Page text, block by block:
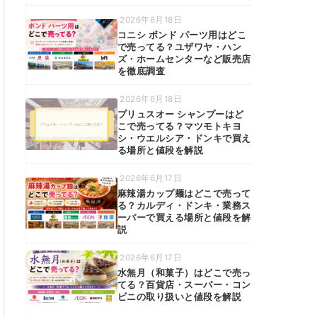
2026年6月18日
コニシ ボンド パーツ用はどこ
で売ってる？ユザワヤ・ハン
ズ・ホームセンターなど販売店
を徹底調査
2026年6月18日
プリュスオー シャンプーはど
こで売ってる？マツモトキヨ
シ・ウエルシア・ドンキで買え
る場所と値段を解説
2026年6月17日
麻辣湯カップ麺はどこで売って
る？カルディ・ドンキ・業務ス
ーパーで買える場所と値段を解
説
2026年6月17日
水無月（和菓子）はどこで売っ
てる？百貨店・スーパー・コン
ビニの取り扱いと値段を解説